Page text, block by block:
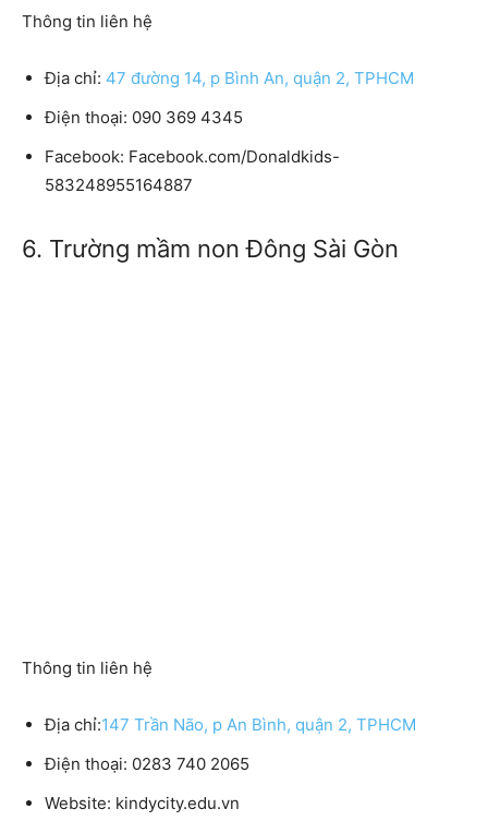
Thông tin liên hệ
Địa chỉ: 47 đường 14, p Bình An, quận 2, TPHCM
Điện thoại: 090 369 4345
Facebook: Facebook.com/Donaldkids-
583248955164887
6. Trường mầm non Đông Sài Gòn
Thông tin liên hệ
Địa chỉ:147 Trần Não, p An Bình, quận 2, TPHCM
Điện thoại: 0283 740 2065
Website: kindycity.edu.vn